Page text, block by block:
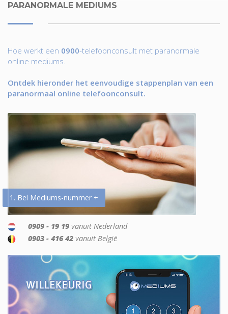
PARANORMALE MEDIUMS
Hoe werkt een 0900-telefoonconsult met paranormale
online mediums.
Ontdek hieronder het eenvoudige stappenplan van een
paranormaal online telefoonconsult.
1. Bel Mediums-nummer +
0909 - 19 19 vanuit Nederland
0903 - 416 42 vanuit België